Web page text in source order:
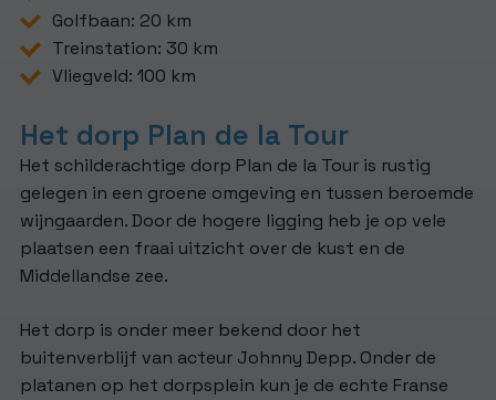
Golfbaan: 20 km
Treinstation: 30 km
Vliegveld: 100 km
Het dorp Plan de la Tour
Het schilderachtige dorp Plan de la Tour is rustig
gelegen in een groene omgeving en tussen beroemde
wijngaarden. Door de hogere ligging heb je op vele
plaatsen een fraai uitzicht over de kust en de
Middellandse zee.
Het dorp is onder meer bekend door het
buitenverblijf van acteur Johnny Depp. Onder de
platanen op het dorpsplein kun je de echte Franse